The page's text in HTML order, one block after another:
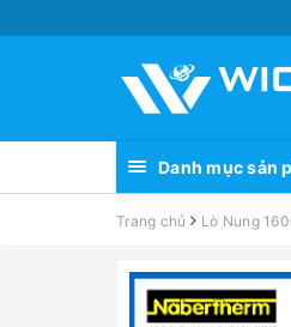
Danh mục sản
Trang chủ Lò Nung